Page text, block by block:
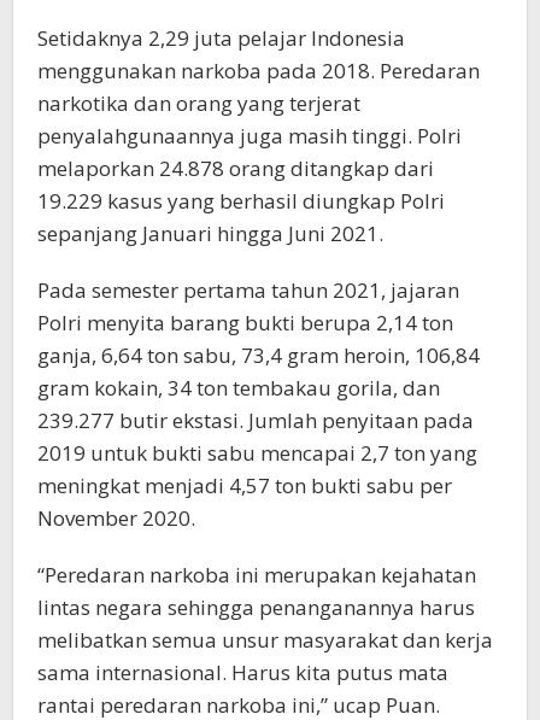
Setidaknya 2,29 juta pelajar Indonesia
menggunakan narkoba pada 2018. Peredaran
narkotika dan orang yang terjerat
penyalahgunaannya juga masih tinggi. Polri
melaporkan 24.878 orang ditangkap dari
19.229 kasus yang berhasil diungkap Polri
sepanjang Januari hingga Juni 2021.
Pada semester pertama tahun 2021, jajaran
Polri menyita barang bukti berupa 2,14 ton
ganja, 6,64 ton sabu, 73,4 gram heroin, 106,84
gram kokain, 34 ton tembakau gorila, dan
239.277 butir ekstasi. Jumlah penyitaan pada
2019 untuk bukti sabu mencapai 2,7 ton yang
meningkat menjadi 4,57 ton bukti sabu per
November 2020.
“Peredaran narkoba ini merupakan kejahatan
lintas negara sehingga penanganannya harus
melibatkan semua unsur masyarakat dan kerja
sama internasional. Harus kita putus mata
rantai peredaran narkoba ini,” ucap Puan.